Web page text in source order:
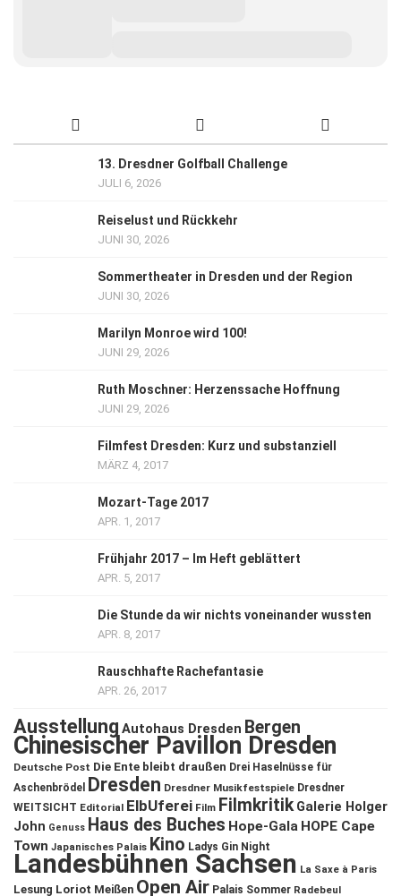
13. Dresdner Golfball Challenge
JULI 6, 2026
Reiselust und Rückkehr
JUNI 30, 2026
Sommertheater in Dresden und der Region
JUNI 30, 2026
Marilyn Monroe wird 100!
JUNI 29, 2026
Ruth Moschner: Herzenssache Hoffnung
JUNI 29, 2026
Filmfest Dresden: Kurz und substanziell
MÄRZ 4, 2017
Mozart-Tage 2017
APR. 1, 2017
Frühjahr 2017 – Im Heft geblättert
APR. 5, 2017
Die Stunde da wir nichts voneinander wussten
APR. 8, 2017
Rauschhafte Rachefantasie
APR. 26, 2017
Ausstellung Autohaus Dresden Bergen
Chinesischer Pavillon Dresden
Deutsche Post Die Ente bleibt draußen Drei Haselnüsse für
Aschenbrödel
Dresden Dresdner Musikfestspiele Dresdner
WEITSICHT Editorial ElbUferei Film Filmkritik Galerie Holger
John Genuss Haus des Buches Hope-Gala HOPE Cape
Town Japanisches Palais Kino Ladys Gin Night
Landesbühnen Sachsen La Saxe à Paris
Lesung Loriot Meißen Open Air Palais Sommer Radebeul